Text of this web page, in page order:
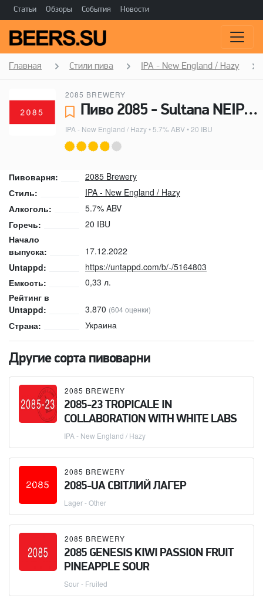
Статьи Обзоры События Новости
Главная Стили пива IPA - New England / Hazy
2085 BREWERY
Пиво 2085 - Sultana NEIPA - 2085 Brewery
IPA - New England / Hazy• 5.7% ABV • 20 IBU
Пивоварня:
2085 Brewery
Стиль:
IPA - New England / Hazy
Алкоголь:
5.7% ABV
Горечь:
20 IBU
Начало
выпуска:
17.12.2022
Untappd:
https://untappd.com/b/-/5164803
Емкость:
0,33 л.
Рейтинг в
Untappd:
3.870 (604 оценки)
Страна: Украина
Другие сорта пивоварни
2085 BREWERY
2085-23 TROPICALE IN
COLLABORATION WITH WHITE LABS
IPA - New England / Hazy
2085 BREWERY
2085-UA СВІТЛИЙ ЛАГЕР
Lager - Other
2085 BREWERY
2085 GENESIS KIWI PASSION FRUIT
PINEAPPLE SOUR
Sour - Fruited